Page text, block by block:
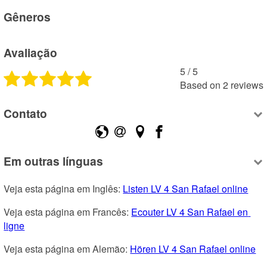
Gêneros
Avaliação
5 /5
Based on 2 reviews
Contato
Em outras línguas
Veja esta página em Inglês: Listen LV 4 San Rafael online
Veja esta página em Francês: Ecouter LV 4 San Rafael en
ligne
Veja esta página em Alemão: Hören LV 4 San Rafael online